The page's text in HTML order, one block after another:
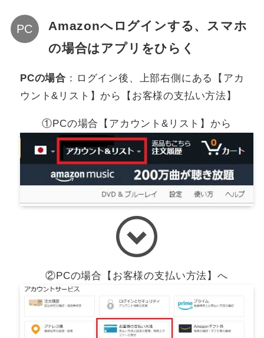
Amazonへログインする、スマホ
の場合はアプリをひらく
PCの場合 ：ログイン後、上部右側にある【アカ
ウント&リスト】から【お客様の支払い方法】
①PCの場合【アカウント&リスト】から
②PCの場合【お客様の支払い方法】へ